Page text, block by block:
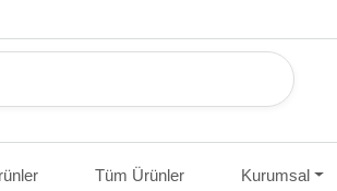
Tüm Ürünler Kurumsal